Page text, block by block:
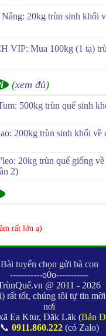
20kg trùn sinh khối
VIP: Mua 100kg (1 tạ)
(xem đủ)
500kg trùn quế sinh
200kg trùn sinh khối về
20kg trùn quế giống về
2)
rất lớn ạ)
Bài tuyển chọn gửi bà con
-----------o0o-----------
@ 2011 - 2026
rất tốt, chúng tôi tự tin mời
nơi
Ea Ktur, Đăk Lăk (Bản
📞 0911.860.222(có Zalo)